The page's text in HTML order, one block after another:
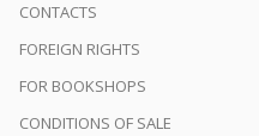
CONTACTS
FOREIGN RIGHTS
FOR BOOKSHOPS
CONDITIONS OF SALE